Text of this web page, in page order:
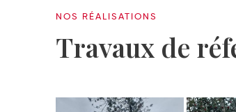
NOS RÉALISATIONS
Travaux de